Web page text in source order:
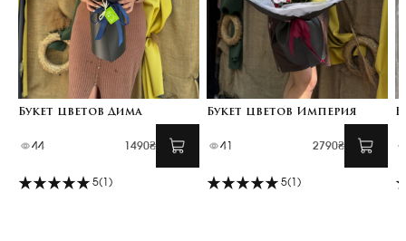
Букет цветов Дима
44 1490₴
5(1)
Букет цветов Империя
41 2790₴
5(1)